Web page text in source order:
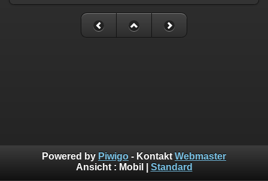
Powered by Piwigo - Kontakt Webmaster
Ansicht : Mobil Standard